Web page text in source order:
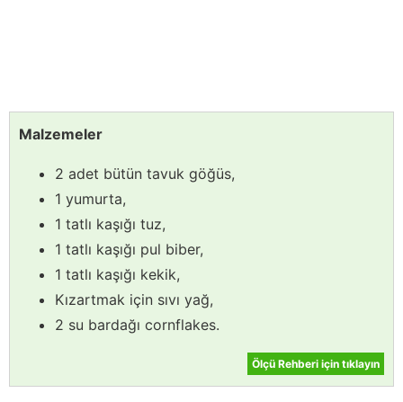
Malzemeler
2 adet bütün tavuk göğüs,
1 yumurta,
1 tatlı kaşığı tuz,
1 tatlı kaşığı pul biber,
1 tatlı kaşığı kekik,
Kızartmak için sıvı yağ,
2 su bardağı cornflakes.
Ölçü Rehberi için tıklayın